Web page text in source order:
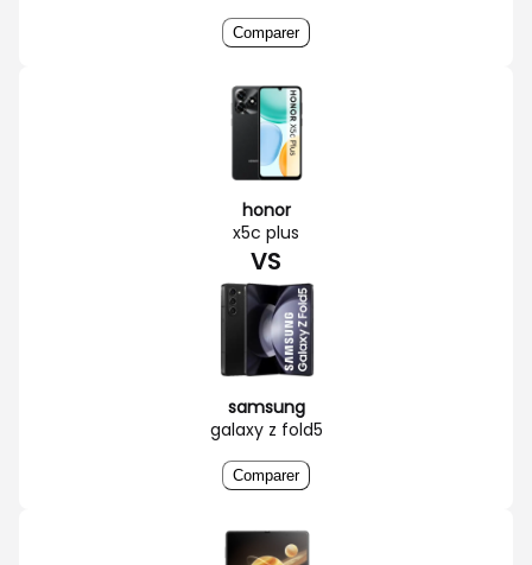
Comparer
honor
x5c plus
VS
samsung
galaxy z fold5
Comparer